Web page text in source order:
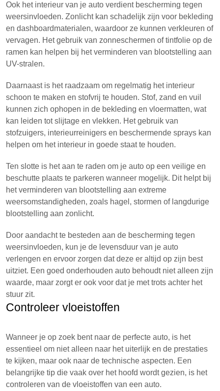
Ook het interieur van je auto verdient bescherming tegen
weersinvloeden. Zonlicht kan schadelijk zijn voor bekleding
en dashboardmaterialen, waardoor ze kunnen verkleuren of
vervagen. Het gebruik van zonneschermen of tintfolie op de
ramen kan helpen bij het verminderen van blootstelling aan
UV-stralen.
Daarnaast is het raadzaam om regelmatig het interieur
schoon te maken en stofvrij te houden. Stof, zand en vuil
kunnen zich ophopen in de bekleding en vloermatten, wat
kan leiden tot slijtage en vlekken. Het gebruik van
stofzuigers, interieurreinigers en beschermende sprays kan
helpen om het interieur in goede staat te houden.
Ten slotte is het aan te raden om je auto op een veilige en
beschutte plaats te parkeren wanneer mogelijk. Dit helpt bij
het verminderen van blootstelling aan extreme
weersomstandigheden, zoals hagel, stormen of langdurige
blootstelling aan zonlicht.
Door aandacht te besteden aan de bescherming tegen
weersinvloeden, kun je de levensduur van je auto
verlengen en ervoor zorgen dat deze er altijd op zijn best
uitziet. Een goed onderhouden auto behoudt niet alleen zijn
waarde, maar zorgt er ook voor dat je met trots achter het
stuur zit.
Controleer vloeistoffen
Wanneer je op zoek bent naar de perfecte auto, is het
essentieel om niet alleen naar het uiterlijk en de prestaties
te kijken, maar ook naar de technische aspecten. Een
belangrijke tip die vaak over het hoofd wordt gezien, is het
controleren van de vloeistoffen van een auto.